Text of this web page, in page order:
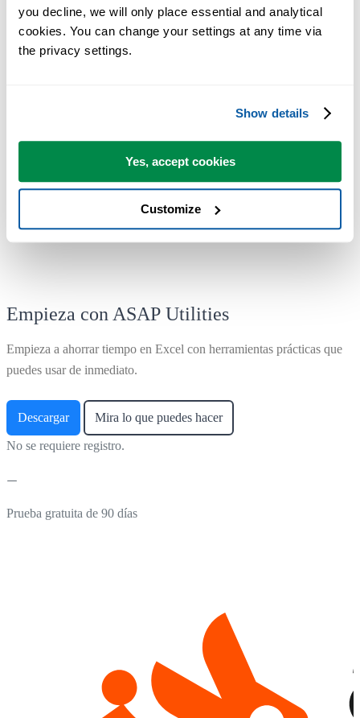
you decline, we will only place essential and analytical
cookies. You can change your settings at any time via
the privacy settings.
Show details
Yes, accept cookies
Customize
Puede empezar de inmediato. No se necesita formación.
Utilizado por equipos en más de 28.500 organizaciones.
Empieza con ASAP Utilities
Empieza a ahorrar tiempo en Excel con herramientas prácticas que
puedes usar de inmediato.
Descargar Mira lo que puedes hacer
No se requiere registro.
Prueba gratuita de 90 días